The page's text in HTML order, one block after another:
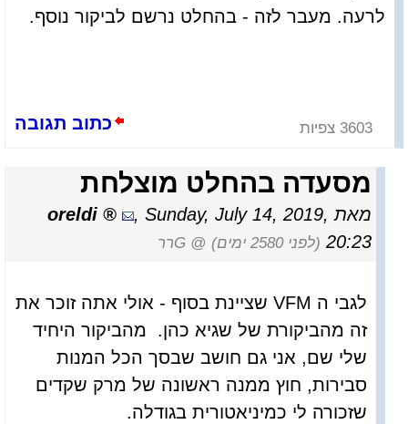
לרעה. מעבר לזה - בהחלט נרשם לביקור נוסף.
כתוב תגובה 3603 צפיות
מסעדה בהחלט מוצלחת
מאת oreldi , Sunday, July 14, 2019,
20:23 (לפני 2580 ימים) @ Gרר
לגבי ה VFM שציינת בסוף - אולי אתה זוכר את
זה מהביקורת של שגיא כהן. מהביקור היחיד
שלי שם, אני גם חושב שבסך הכל המנות
סבירות, חוץ ממנה ראשונה של מרק שקדים
שזכורה לי כמיניאטורית בגודלה.